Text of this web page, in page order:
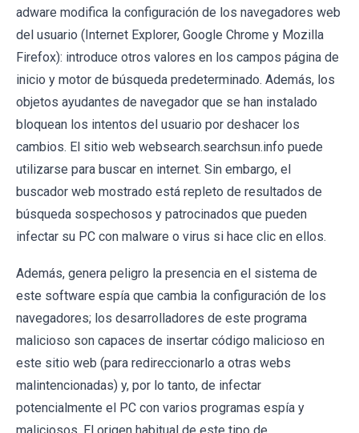
adware modifica la configuración de los navegadores web
del usuario (Internet Explorer, Google Chrome y Mozilla
Firefox): introduce otros valores en los campos página de
inicio y motor de búsqueda predeterminado. Además, los
objetos ayudantes de navegador que se han instalado
bloquean los intentos del usuario por deshacer los
cambios. El sitio web websearch.searchsun.info puede
utilizarse para buscar en internet. Sin embargo, el
buscador web mostrado está repleto de resultados de
búsqueda sospechosos y patrocinados que pueden
infectar su PC con malware o virus si hace clic en ellos.
Además, genera peligro la presencia en el sistema de
este software espía que cambia la configuración de los
navegadores; los desarrolladores de este programa
malicioso son capaces de insertar código malicioso en
este sitio web (para redireccionarlo a otras webs
malintencionadas) y, por lo tanto, de infectar
potencialmente el PC con varios programas espía y